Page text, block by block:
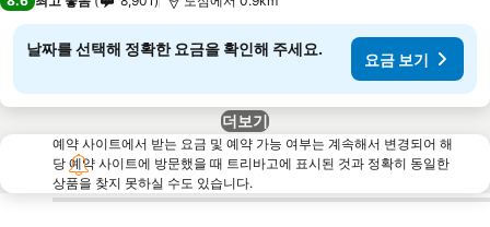
날짜를 선택해 정확한 요금을 확인해 주세요.
요금 보기
더보기
예약 사이트에서 받는 요금 및 예약 가능 여부는 계속해서 변경되어 해
당 예약 사이트에 방문했을 때 트리바고에 표시된 것과 정확히 동일한
상품을 찾지 못하실 수도 있습니다.